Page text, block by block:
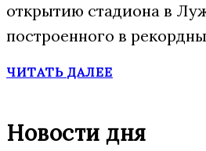
открытию стадиона в
построенного в
ЧИТАТЬ ДАЛЕЕ
Новости дня